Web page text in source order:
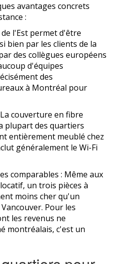
avantages concrets
:
l'Est permet d'être
bien par les clients de la
des collègues européens
d'équipes
des
à Montréal pour
couverture en fibre
plupart des quartiers
entièrement meublé chez
généralement le Wi-Fi
comparables : Même aux
un trois pièces à
moins cher qu'un
Pour les
les revenus ne
montréalais, c'est un